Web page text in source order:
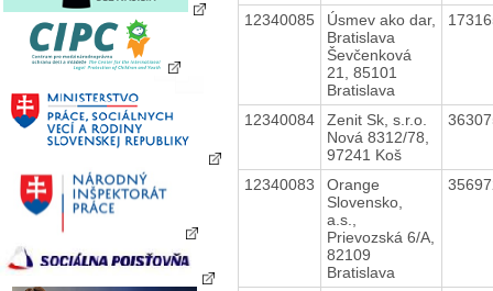
12340085
Úsmev ako dar,
Bratislava
Ševčenková
21, 85101
Bratislava
12340084
Zenit Sk, s.r.o.
Nová 8312/78,
97241 Koš
12340083
Orange
Slovensko,
a.s.,
Prievozská 6/A,
82109
Bratislava